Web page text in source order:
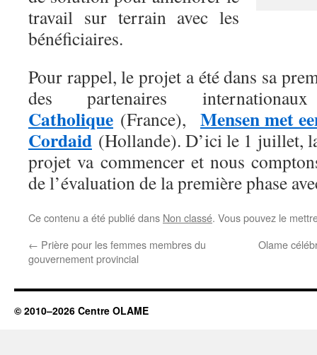
travail sur terrain avec les
bénéficiaires.
Pour rappel, le projet a été dans sa
des partenaires
Catholique (France), Mensen met
Cordaid (Hollande). D’ici le 1 juillet,
projet va commencer et nous
de l’évaluation de la première phase
Ce contenu a été publié dans Non classé. Vous pouvez le
← Prière pour les femmes membres du
gouvernement provincial
Olame
© 2010–2026 Centre OLAME